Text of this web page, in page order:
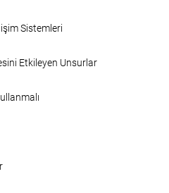
Sistemleri
Etkileyen Unsurlar